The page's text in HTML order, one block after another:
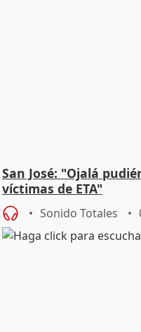
San José: "Ojalá
víctimas de ETA"
Sonido Totales